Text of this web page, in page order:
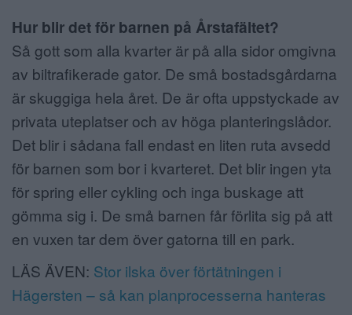
Hur blir det för barnen på Årstafältet?
Så gott som alla kvarter är på alla sidor omgivna
av biltrafikerade gator. De små bostadsgårdarna
är skuggiga hela året. De är ofta uppstyckade av
privata uteplatser och av höga planteringslådor.
Det blir i sådana fall endast en liten ruta avsedd
för barnen som bor i kvarteret. Det blir ingen yta
för spring eller cykling och inga buskage att
gömma sig i. De små barnen får förlita sig på att
en vuxen tar dem över gatorna till en park.
LÄS ÄVEN: Stor ilska över förtätningen i
Hägersten – så kan planprocesserna hanteras